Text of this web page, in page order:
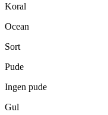
Koral
Ocean
Sort
Pude
Ingen pude
Gul